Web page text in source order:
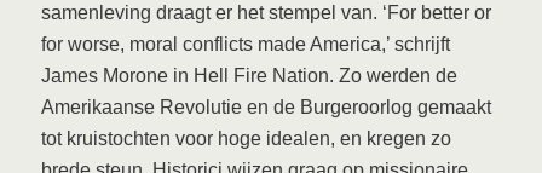
samenleving draagt er het stempel van. ‘For better or
for worse, moral conflicts made America,’ schrijft
James Morone in Hell Fire Nation.Zo werden de
Amerikaanse Revolutie en de Burgeroorlog gemaakt
tot kruistochten voor hoge idealen, en kregen zo